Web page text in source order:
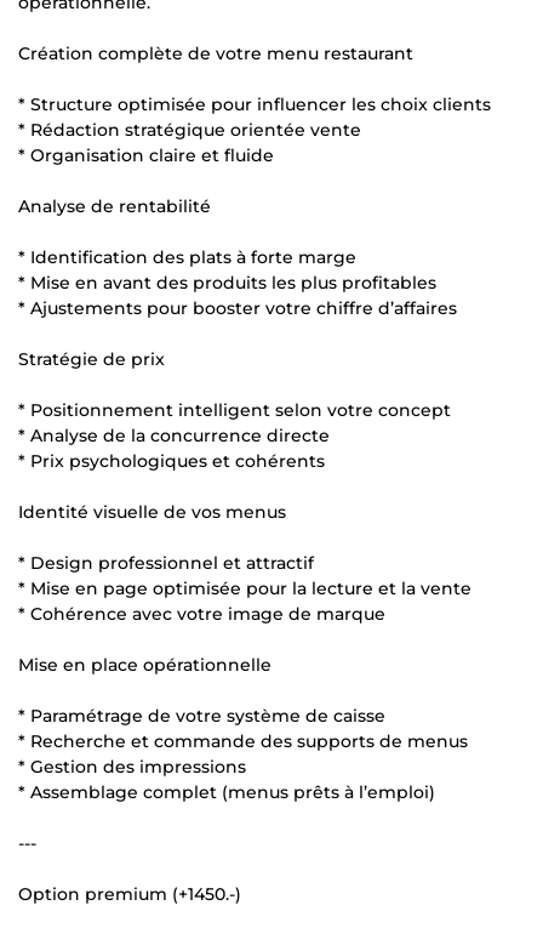
Création complète de votre menu restaurant
* Structure optimisée pour influencer les choix clients
* Rédaction stratégique orientée vente
* Organisation claire et fluide
Analyse de rentabilité
* Identification des plats à forte marge
* Mise en avant des produits les plus profitables
* Ajustements pour booster votre chiffre d’affaires
Stratégie de prix
* Positionnement intelligent selon votre concept
* Analyse de la concurrence directe
* Prix psychologiques et cohérents
Identité visuelle de vos menus
* Design professionnel et attractif
* Mise en page optimisée pour la lecture et la vente
* Cohérence avec votre image de marque
Mise en place opérationnelle
* Paramétrage de votre système de caisse
* Recherche et commande des supports de menus
* Gestion des impressions
* Assemblage complet (menus prêts à l’emploi)
---
Option premium (+1450.-)